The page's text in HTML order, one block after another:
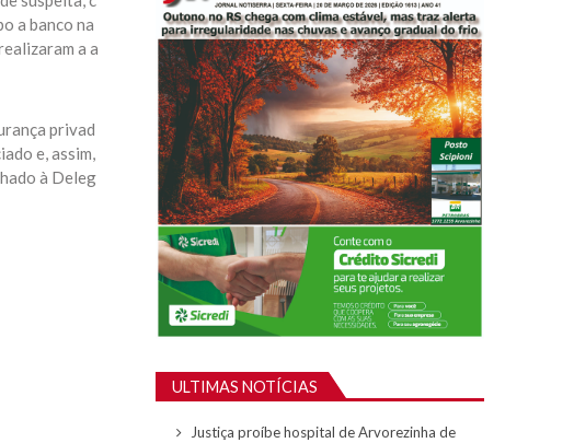
a banco na
a a
privad
e, assim,
à Deleg
ULTIMAS NOTÍCIAS
Justiça proíbe hospital de Arvorezinha de